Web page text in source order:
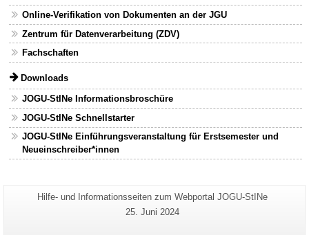
Online-Verifikation von Dokumenten an der JGU
Zentrum für Datenverarbeitung (ZDV)
Fachschaften
Downloads
JOGU-StINe Informationsbroschüre
JOGU-StINe Schnellstarter
JOGU-StINe Einführungsveranstaltung für Erstsemester und
Neueinschreiber*innen
Zusätzliche
Informationen
Seiten-
Hilfe- und Informationsseiten zum Webportal JOGU-StINe
Letzte
25. Juni 2024